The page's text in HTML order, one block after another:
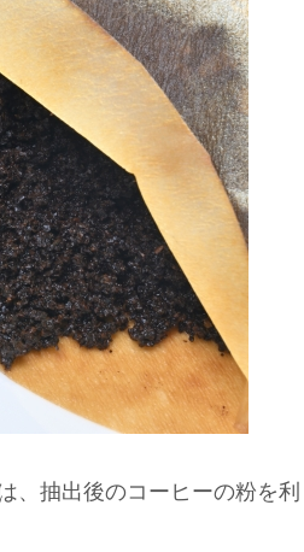
、抽出後のコーヒーの粉を利